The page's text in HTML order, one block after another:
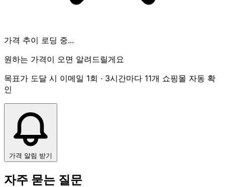
가격 추이 로딩 중...
원하는 가격이 오면 알려드릴게요
목표가 도달 시 이메일 1회 · 3시간마다 11개 쇼핑몰 자동 확
인
가격 알림 받기
자주 묻는 질문